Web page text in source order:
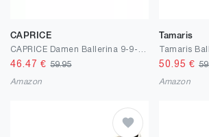
CAPRICE
46.47 €59.95
Amazon
Tamaris
Tamaris
50.95 €
Amazon